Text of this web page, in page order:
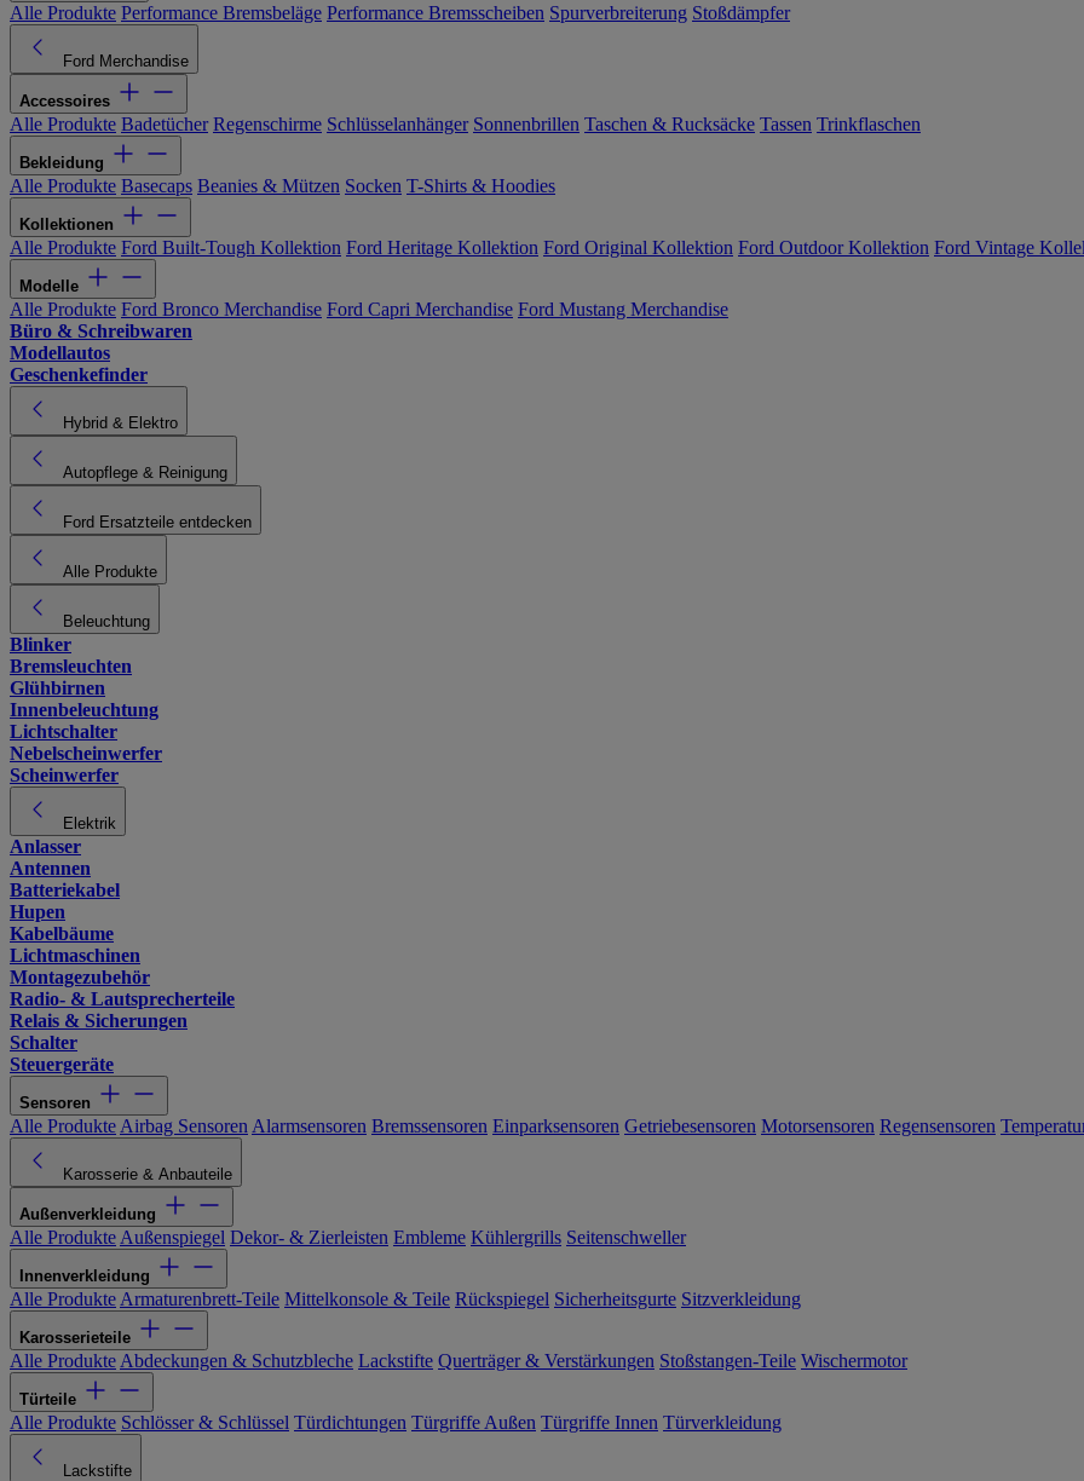
Alle Produkte Performance Bremsbeläge Performance Bremsscheiben Spurverbreiterung Stoßdämpfer
Ford Merchandise
Accessoires
Alle Produkte Badetücher Regenschirme Schlüsselanhänger Sonnenbrillen Taschen & Rucksäcke Tassen Trinkflaschen
Bekleidung
Alle Produkte Basecaps Beanies & Mützen Socken T-Shirts & Hoodies
Kollektionen
Alle Produkte Ford Built-Tough Kollektion Ford Heritage Kollektion Ford Original Kollektion Ford Outdoor Kollektion Ford Vintage
Modelle
Alle Produkte Ford Bronco Merchandise Ford Capri Merchandise Ford Mustang Merchandise
Büro & Schreibwaren
Modellautos
Geschenkefinder
Hybrid & Elektro
Autopflege & Reinigung
Ford Ersatzteile entdecken
Alle Produkte
Beleuchtung
Blinker
Bremsleuchten
Glühbirnen
Innenbeleuchtung
Lichtschalter
Nebelscheinwerfer
Scheinwerfer
Elektrik
Anlasser
Antennen
Batteriekabel
Hupen
Kabelbäume
Lichtmaschinen
Montagezubehör
Radio- & Lautsprecherteile
Relais & Sicherungen
Schalter
Steuergeräte
Sensoren
Alle Produkte Airbag Sensoren Alarmsensoren Bremssensoren Einparksensoren Getriebesensoren Motorsensoren Regensensoren
Karosserie & Anbauteile
Außenverkleidung
Alle Produkte Außenspiegel Dekor- & Zierleisten Embleme Kühlergrills Seitenschweller
Innenverkleidung
Alle Produkte Armaturenbrett-Teile Mittelkonsole & Teile Rückspiegel Sicherheitsgurte Sitzverkleidung
Karosserieteile
Alle Produkte Abdeckungen & Schutzbleche Lackstifte Querträger & Verstärkungen Stoßstangen-Teile Wischermotor
Türteile
Alle Produkte Schlösser & Schlüssel Türdichtungen Türgriffe Außen Türgriffe Innen Türverkleidung
Lackstifte